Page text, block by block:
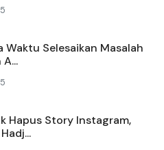
Waktu Selesaikan Masalah
Hapus Story Instagram,